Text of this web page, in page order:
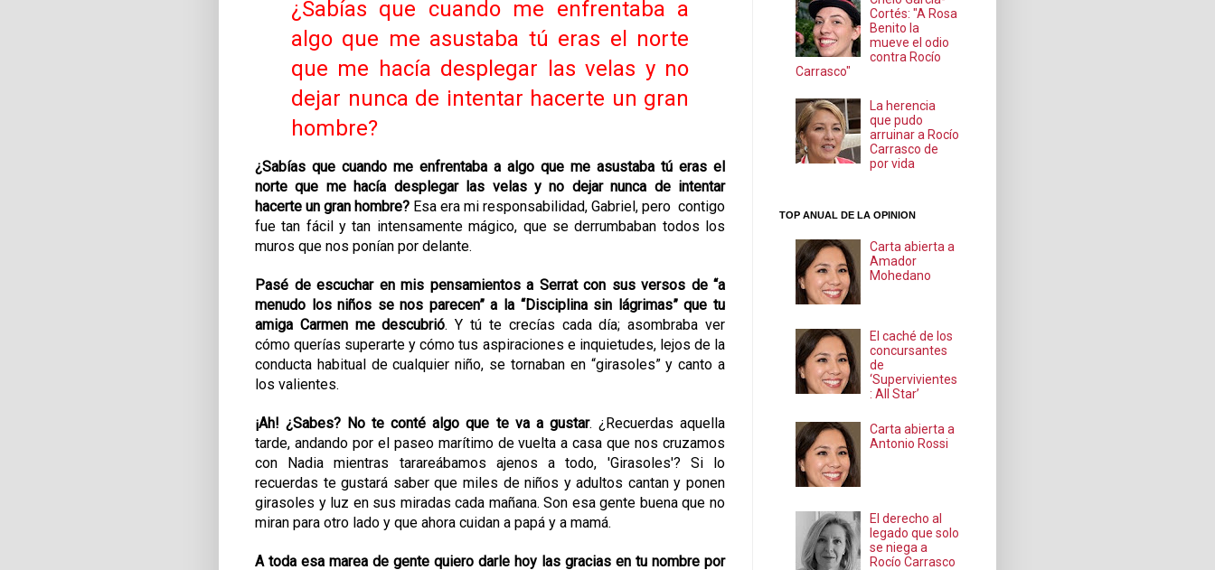
¿Sabías que cuando me enfrentaba a
algo que me asustaba tú eras el norte
que me hacía desplegar las velas y no
dejar nunca de intentar hacerte un gran
hombre?
¿Sabías que cuando me enfrentaba a algo que me asustaba tú eras el
norte que me hacía desplegar las velas y no dejar nunca de intentar
hacerte un gran hombre? Esa era mi responsabilidad, Gabriel, pero contigo
fue tan fácil y tan intensamente mágico, que se derrumbaban todos los
muros que nos ponían por delante.
Pasé de escuchar en mis pensamientos a Serrat con sus versos de “a
menudo los niños se nos parecen” a la “Disciplina sin lágrimas” que tu
amiga Carmen me descubrió. Y tú te crecías cada día;asombraba ver
cómo querías superarte y cómo tus aspiraciones e inquietudes, lejos de la
conducta habitual de cualquier niño, se tornaban en “girasoles” y canto a
los valientes.
¡Ah! ¿Sabes? No te conté algo que te va a gustar. ¿Recuerdas aquella
tarde, andando por el paseo marítimo de vuelta a casa que nos cruzamos
con Nadia mientras tarareábamos ajenos a todo, 'Girasoles'? Si lo
recuerdas te gustará saber que miles de niños y adultos cantan y ponen
girasoles y luz en sus miradas cada mañana. Son esa gente buena que no
miran para otro lado y que ahora cuidan a papá y a mamá.
A toda esa marea de gente quiero darle hoy las gracias en tu nombre por
Cortés: "A Rosa
Benito la
mueve el odio
contra Rocío
Carrasco"
La herencia
que pudo
arruinar a Rocío
Carrasco de
por vida
TOP ANUAL DE LA OPINION
Carta abierta a
Amador
Mohedano
El caché de los
concursantes
de
‘Supervivientes
: All Star’
Carta abierta a
Antonio Rossi
El derecho al
legado que solo
se niega a
Rocío Carrasco